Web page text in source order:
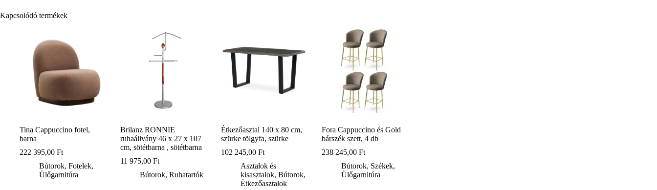
Kapcsolódó termékek
Tina Cappuccino fotel,
barna
222 395,00 Ft
Bútorok, Fotelek,
Ülőgarnitúra
Brilanz RONNIE
ruhaállvány 46 x 27 x 107
cm, sötétbarna , sötétbarna
11 975,00Ft
Bútorok,Ruhatartók
Étkezőasztal 140 x 80 cm,
szürke tölgyfa, szürke
102 245,00Ft
Asztalok és
kisasztalok,Bútorok,
Étkezőasztalok
Fora Cappuccino és Gold
bárszék szett, 4 db
238 245,00Ft
Bútorok, Székek,
Ülőgarnitúra